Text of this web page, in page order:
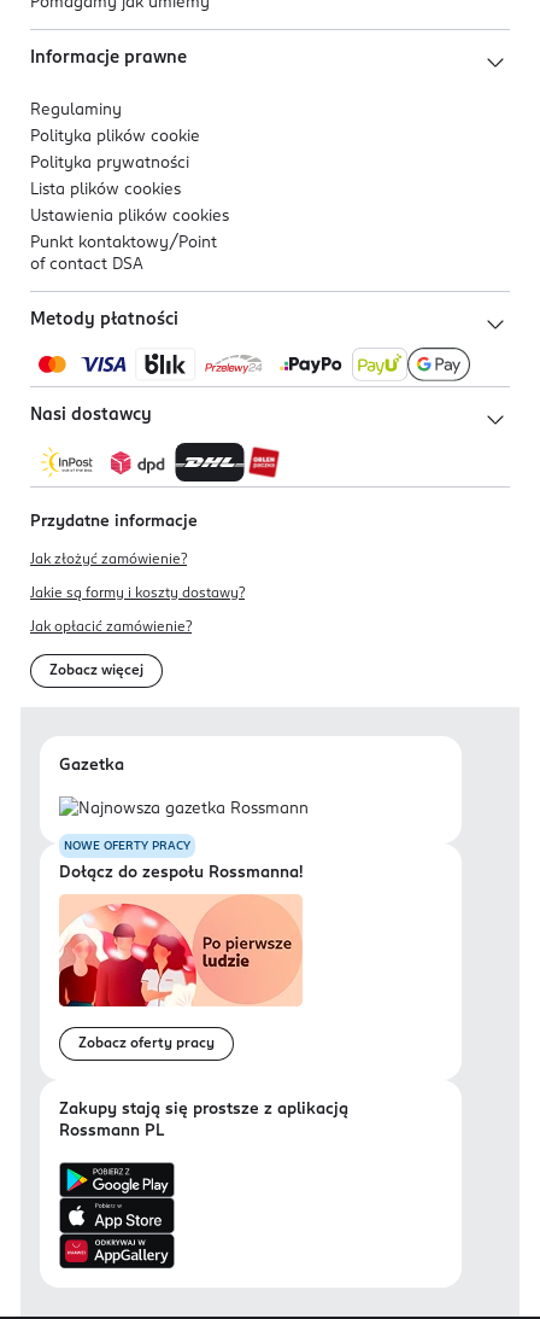
Informacje prawne
Regulaminy
Polityka plików cookie
Polityka prywatności
Lista plików cookies
Ustawienia plików cookies
Punkt kontaktowy/ Point
of contact DSA
Metody płatności
Nasi dostawcy
Przydatne informacje
Jak złożyć zamówienie?
Jakie są formy i koszty dostawy?
Jak opłacić zamówienie?
Zobacz więcej
Gazetka
NOWE OFERTY PRACY
Dołącz do zespołu Rossmanna!
Zobacz oferty pracy
Zakupy stają się prostsze z aplikacją
Rossmann PL